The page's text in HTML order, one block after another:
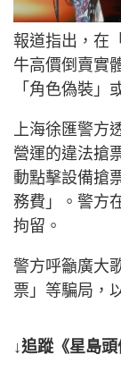
報道指出，在
牛高價倒賣實
「角色偽裝」
上海徐匯警方
營運的違法搶
動點擊設備搶
務費」。警方
拘留。
警方呼籲廣大
票」等騙局，
↓追蹤《星島